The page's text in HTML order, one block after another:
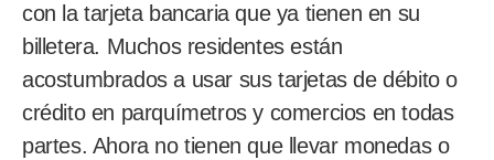
con la tarjeta bancaria que ya tienen en su
billetera. Muchos residentes están
acostumbrados a usar sus tarjetas de débito o
crédito en parquímetros y comercios en todas
partes. Ahora no tienen que llevar monedas o